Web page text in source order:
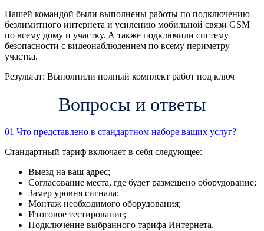
Нашей командой были выполнены работы по подключению
безлимитного интернета и усилению мобильной связи GSM
по всему дому и участку. А также подключили систему
безопасности с видеонаблюдением по всему периметру
участка.
Результат: Выполнили полный комплект работ под ключ
Вопросы и ответы
01 Что представлено в стандартном наборе ваших услуг?
Стандартный тариф включает в себя следующее:
Выезд на ваш адрес;
Согласование места, где будет размещено оборудование;
Замер уровня сигнала;
Монтаж необходимого оборудования;
Итоговое тестирование;
Подключение выбранного тарифа Интернета.